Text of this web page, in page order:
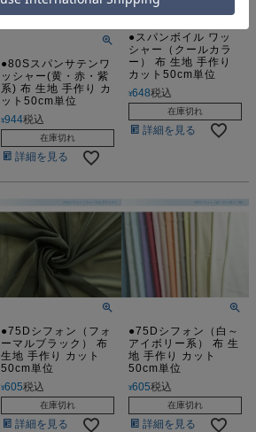
●80Sスパンサテンワ
ッシャー(黄・赤・紫
系) 布 生地 手作り カ
ット50cm単位
¥944税込
在庫切れ
詳細を見る
●スパンボイル ワッ
シャー（クールカラ
ー） 布 生地 手作り
カット50cm単位
¥648税込
在庫切れ
詳細を見る
●75Dシフォン（フォ
ーマルブラック） 布
生地 手作り カット
50cm単位
¥605税込
在庫切れ
詳細を見る
●75Dシフォン（白～
アイボリー系） 布 生
地 手作り カット
50cm単位
¥605税込
在庫切れ
詳細を見る